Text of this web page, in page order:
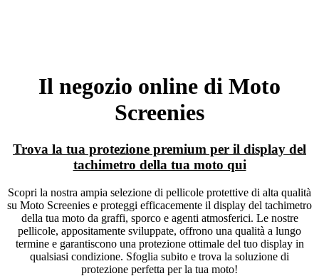
Il negozio online di Moto
Screenies
Trova la tua protezione premium per il display del
tachimetro della tua moto qui
Scopri la nostra ampia selezione di pellicole protettive di alta qualità
su Moto Screenies e proteggi efficacemente il display del tachimetro
della tua moto da graffi, sporco e agenti atmosferici. Le nostre
pellicole, appositamente sviluppate, offrono una qualità a lungo
termine e garantiscono una protezione ottimale del tuo display in
qualsiasi condizione. Sfoglia subito e trova la soluzione di
protezione perfetta per la tua moto!